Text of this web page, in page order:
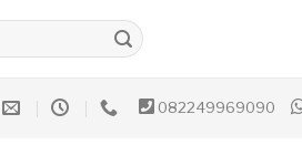
082249969090